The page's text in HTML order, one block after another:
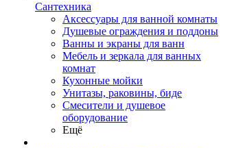
Сантехника
Аксессуары для ванной комнаты
Душевые ограждения и поддоны
Ванны и экраны для ванн
Мебель и зеркала для ванных
комнат
Кухонные мойки
Унитазы, раковины, биде
Смесители и душевое
оборудование
Ещё